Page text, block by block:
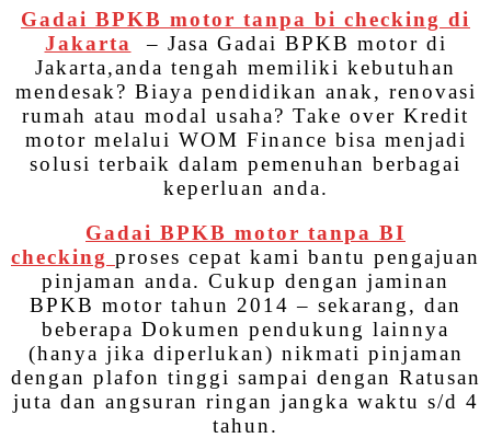
Gadai BPKB motor tanpa bi checking di
Jakarta
– Jasa Gadai BPKB motor di
Jakarta,anda tengah memiliki kebutuhan
mendesak? Biaya pendidikan anak, renovasi
rumah atau modal usaha? Take over Kredit
motor melalui WOM Finance bisa menjadi
solusi terbaik dalam pemenuhan berbagai
keperluan anda.
Gadai BPKB motor tanpa BI
checking proses cepat kami bantu pengajuan
pinjaman anda. Cukup dengan jaminan
BPKB motor tahun 2014 – sekarang, dan
beberapa Dokumen pendukung lainnya
(hanya jika diperlukan) nikmati pinjaman
dengan plafon tinggi sampai dengan Ratusan
juta dan angsuran ringan jangka waktu s/d 4
tahun.